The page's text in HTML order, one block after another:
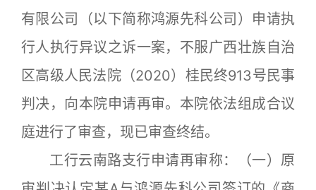
有限公司（以下简称鸿源先科公司）申请执
行人执行异议之诉一案，不服广西壮族自治
区高级人民法院（2020）桂民终913号民事
判决，向本院申请再审。本院依法组成合议
庭进行了审查，现已审查终结。
工行云南路支行申请再审称：（一）原